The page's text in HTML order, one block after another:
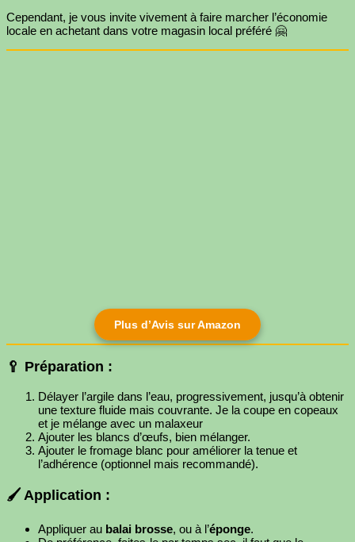
Cependant, je vous invite vivement à faire marcher l’économie
locale en achetant dans votre magasin local préféré 🤗
Plus d’Avis sur Amazon
🥄 Préparation :
Délayer l’argile dans l’eau, progressivement, jusqu’à obtenir
une texture fluide mais couvrante. Je la coupe en copeaux
et je mélange avec un malaxeur
Ajouter les blancs d’œufs, bien mélanger.
Ajouter le fromage blanc pour améliorer la tenue et
l’adhérence (optionnel mais recommandé).
🖌️ Application :
Appliquer au balai brosse, ou à l’éponge.